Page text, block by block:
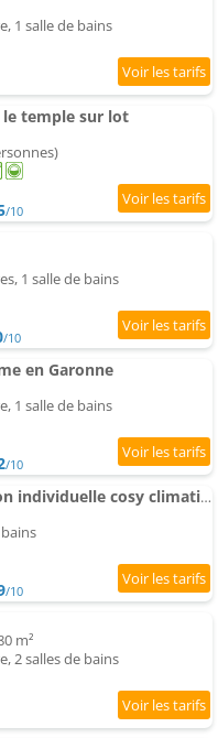
1 salle de bains
le temple sur lot
/10
1 salle de bains
/10
en Garonne
1 salle de bains
/10
Appartement Maison individuelle cosy climatisé
/10
m²
2 salles de bains